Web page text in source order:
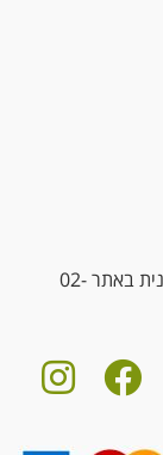
באתר02-